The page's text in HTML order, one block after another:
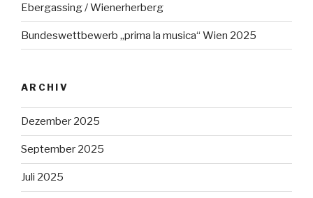
Ebergassing / Wienerherberg
Bundeswettbewerb „prima la musica“ Wien 2025
ARCHIV
Dezember 2025
September 2025
Juli 2025